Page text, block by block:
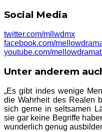
Social Media
twitter.com/mllwdmx
facebook.com/
youtube.com/
Unter anderem
„Es gibt indes wenige
die Wahrheit des Realen
sich gerne in seltsamen
sie gar keine Begriffe
wunderlich genug